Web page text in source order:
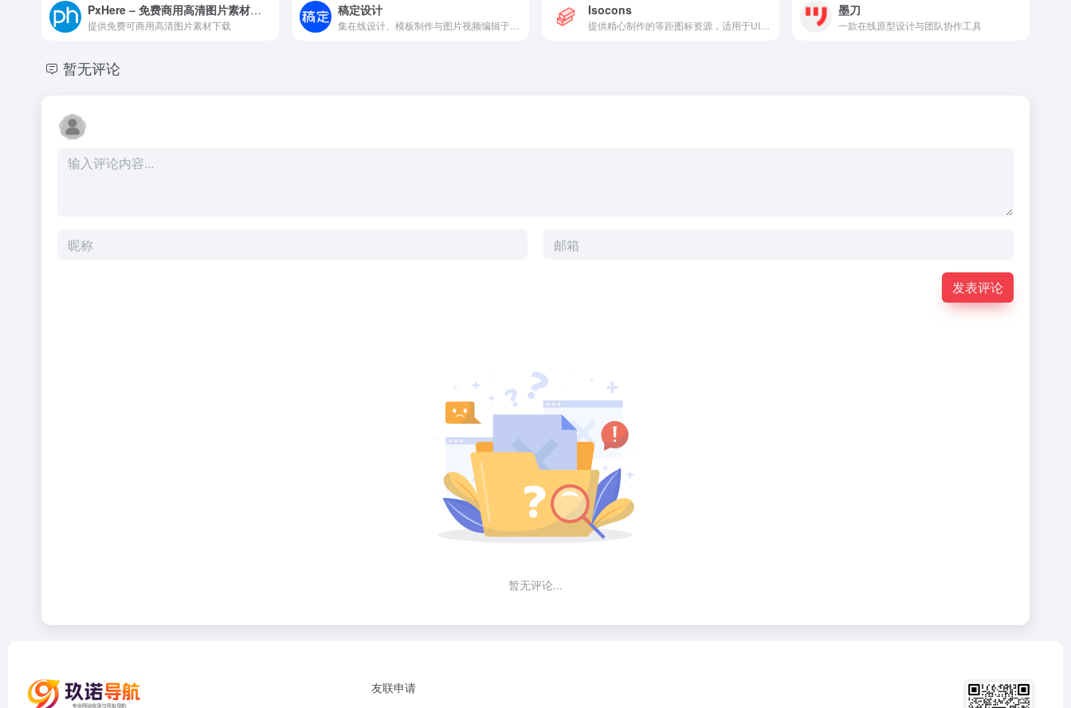
PxHere – 免费商用高清图片素材平台
提供免费可商用高清图片素材下载
稿定设计 Isocons 墨刀
一款在线原型设计与团队协作工具
暂无评论
发表评论
暂无评论...
友联申请